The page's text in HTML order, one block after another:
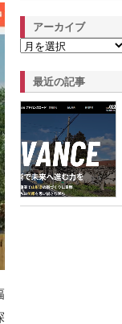
アーカイブ
最近の記事